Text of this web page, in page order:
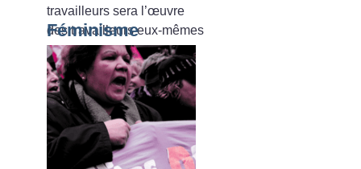
travailleurs sera l’œuvre
des travailleurs eux-mêmes
Féminisme